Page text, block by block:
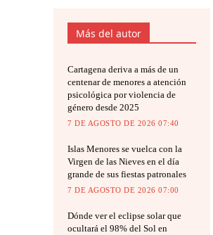
Más del autor
Cartagena deriva a más de un
centenar de menores a atención
psicológica por violencia de
género desde 2025
7 DE AGOSTO DE 2026 07:40
Islas Menores se vuelca con la
Virgen de las Nieves en el día
grande de sus fiestas patronales
7 DE AGOSTO DE 2026 07:00
Dónde ver el eclipse solar que
ocultará el 98% del Sol en